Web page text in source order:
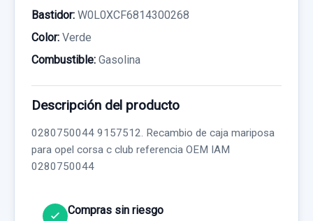
Bastidor: W0L0XCF6814300268
Color: Verde
Combustible: Gasolina
Descripción del producto
0280750044 9157512. Recambio de caja mariposa
para opel corsa c club referencia OEM IAM
0280750044
Compras sin riesgo